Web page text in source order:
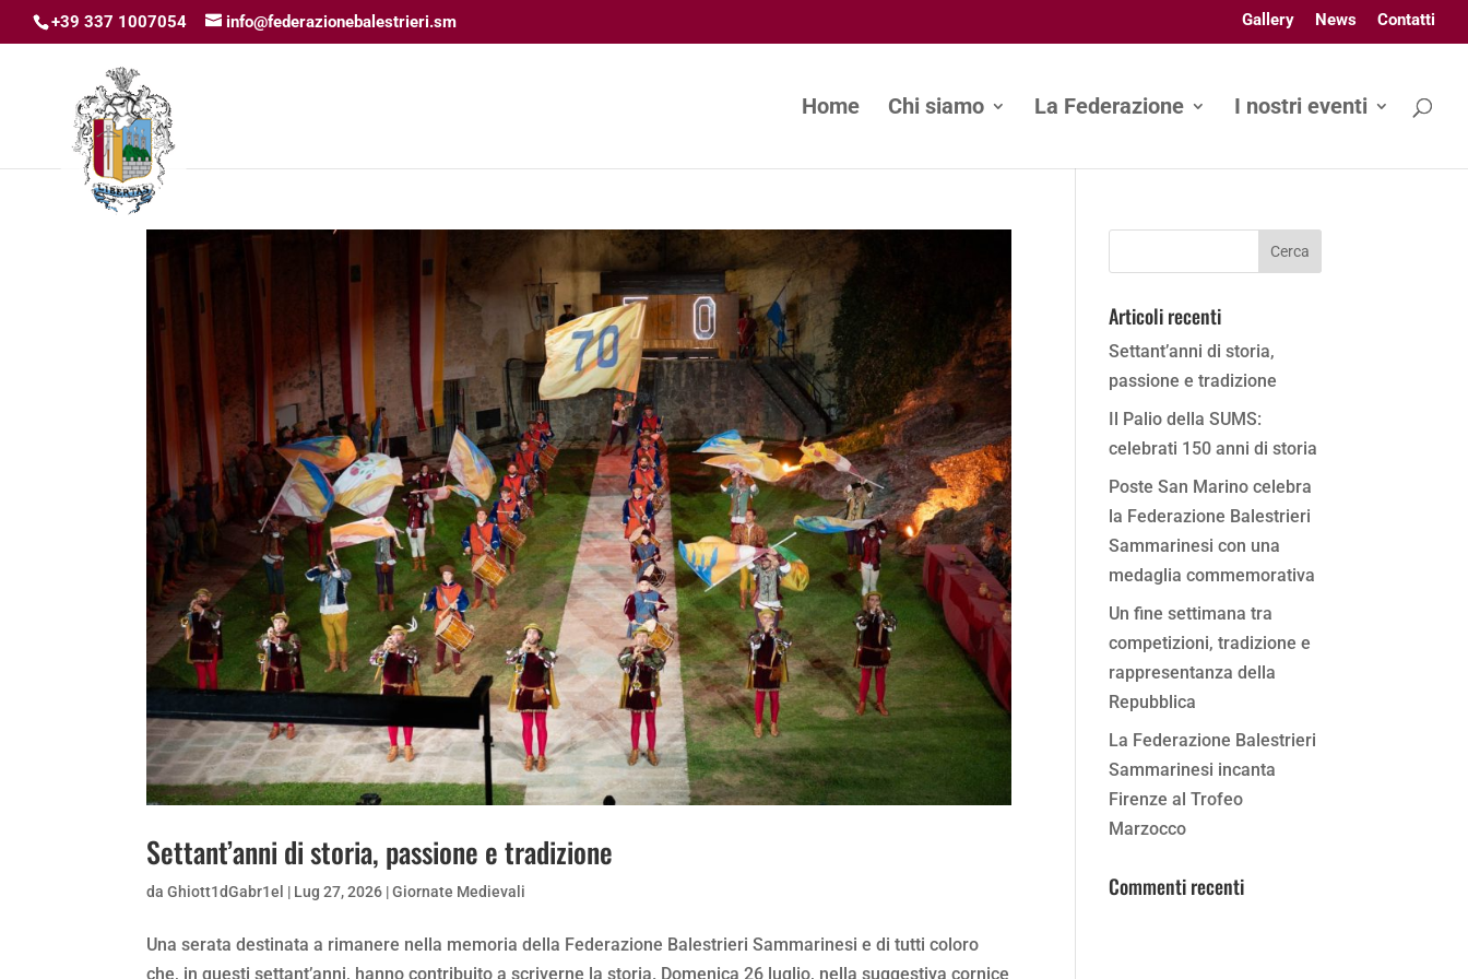
+39 337 1007054 info@federazionebalestrieri.sm Gallery News Contatti
Home Chi siamo La Federazione I nostri eventi
Settant’anni di storia, passione e tradizione
daGhiott1dGabr1el | Lug 27, 2026 |Giornate Medievali
Una serata destinata a rimanere nella memoria della Federazione Balestrieri Sammarinesi e di tutti coloro
che, in questi settant’anni, hanno contribuito a scriverne la storia. Domenica 26 luglio, nella suggestiva cornice
Articoli recenti
Settant’anni di storia,
passione e tradizione
Il Palio della SUMS:
celebrati 150 anni di storia
Poste San Marino celebra
la Federazione Balestrieri
Sammarinesi con una
medaglia commemorativa
Un fine settimana tra
competizioni, tradizione e
rappresentanza della
Repubblica
La Federazione Balestrieri
Sammarinesi incanta
Firenze al Trofeo
Marzocco
Commenti recenti